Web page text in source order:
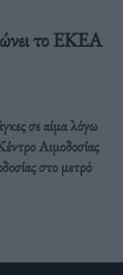
το ΕΚΕΑ
σε αίμα λόγω
Αιμοδοσίας
στο μετρό